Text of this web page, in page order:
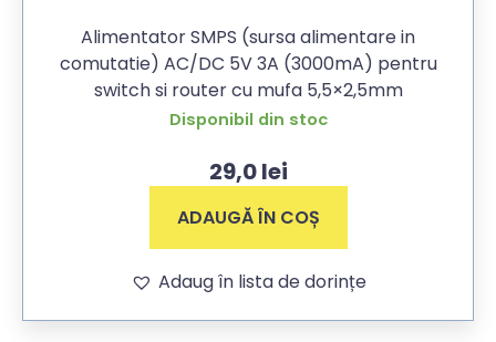
Alimentator SMPS (sursa alimentare in
comutatie) AC/DC 5V 3A (3000mA) pentru
switch si router cu mufa 5,5×2,5mm
Disponibil din stoc
29,0lei
ADAUGĂ ÎN COȘ
Adaug în lista de dorințe